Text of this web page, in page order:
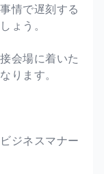
情で遅刻する
ょう。
会場に着いた
ります。
ジネスマナー